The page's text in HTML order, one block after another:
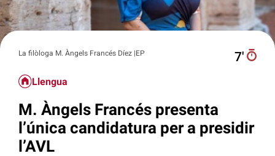
La filòloga M. Àngels Francés Díez |EP 7′
Llengua
M. Àngels Francés presenta
l’única candidatura per a presidir
l’AVL